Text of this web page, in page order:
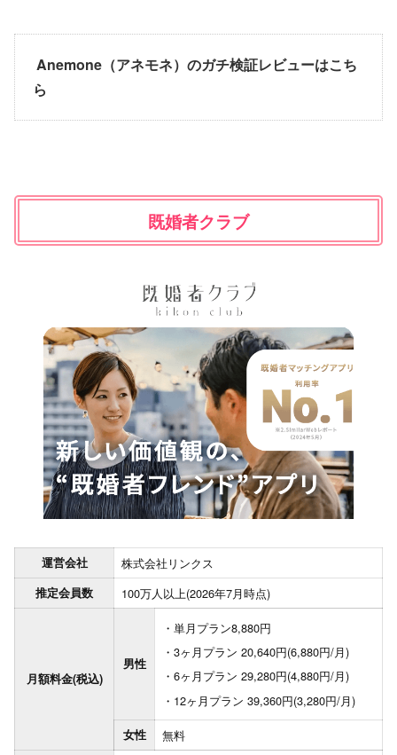
Anemone（アネモネ）のガチ検証レビューはこち
ら
既婚者クラブ
運営会社 株式会社リンクス
推定会員数 100万人以上(2026年7月時点)
月額料金(税込)
男性
単月プラン8,880円
3ヶ月プラン 20,640円(6,880円/月)
6ヶ月プラン 29,280円(4,880円/月)
12ヶ月プラン 39,360円(3,280円/月)
女性 無料